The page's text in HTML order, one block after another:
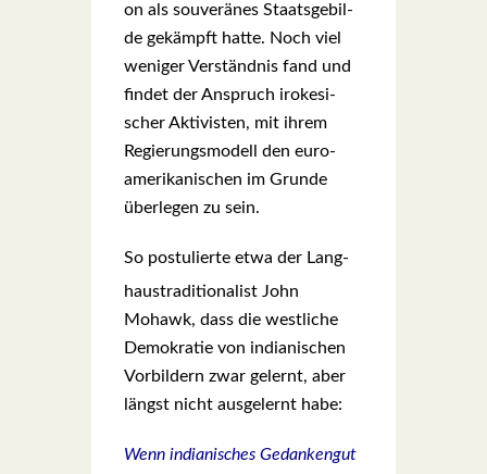
on als sou­ve­rä­nes Staats­ge­bil­
de gekämpft hat­te. Noch viel
weni­ger Ver­ständ­nis fand und
fin­det der Anspruch iro­ke­si­
scher Akti­vis­ten, mit ihrem
Regie­rungs­mo­dell den euro­
ame­ri­ka­ni­schen im Grun­de
über­le­gen zu sein.
So pos­tu­lier­te etwa der Lang­
haus­tra­di­tio­na­list John
Mohawk, dass die west­li­che
Demo­kra­tie von india­ni­schen
Vor­bil­dern zwar gelernt, aber
längst nicht aus­ge­lernt habe:
Wenn india­ni­sches Gedan­ken­gut